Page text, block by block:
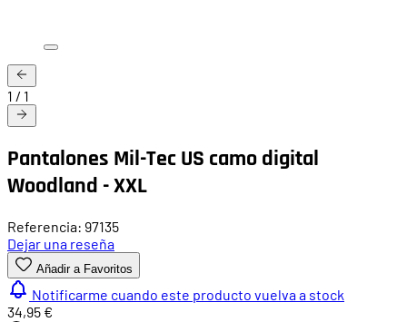
1 / 1
Pantalones Mil-Tec US camo digital
Woodland - XXL
Referencia: 97135
Dejar una reseña
Añadir a Favoritos
Notificarme cuando este producto vuelva a stock
34,95 €